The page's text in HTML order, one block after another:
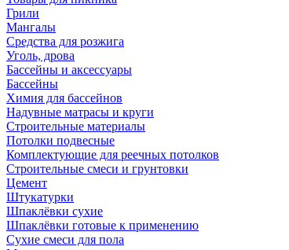
Грили
Мангалы
Средства для розжига
Уголь, дрова
Бассейны и аксессуары
Бассейны
Химия для бассейнов
Надувные матрасы и круги
Строительные материалы
Потолки подвесные
Комплектующие для реечных потолков
Строительные смеси и грунтовки
Цемент
Штукатурки
Шпаклёвки сухие
Шпаклёвки готовые к применению
Сухие смеси для пола